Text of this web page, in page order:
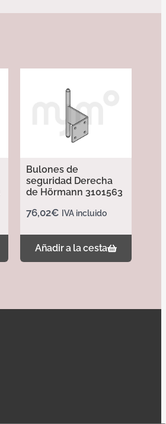
Bulones de
seguridad Derecha
de Hörmann 3101563
76,02€ IVA incluido
Añadir a la cesta